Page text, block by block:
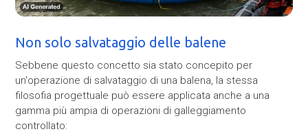
Non solo salvataggio delle balene
Sebbene questo concetto sia stato concepito per
un'operazione di salvataggio di una balena, la stessa
filosofia progettuale può essere applicata anche a una
gamma più ampia di operazioni di galleggiamento
controllato: